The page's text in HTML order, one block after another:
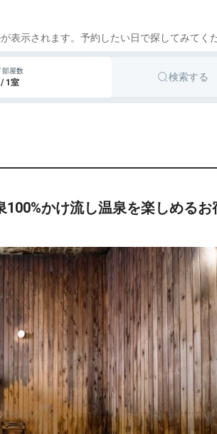
表示されます。予約したい日で探してみてく
部屋数
1室 検索する
かけ流し温泉を楽しめるお